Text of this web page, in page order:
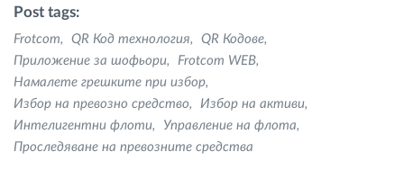
Post tags:
Frotcom QR Код технология
QR Кодове
Приложение за шофьори
Frotcom WEB
Намалете грешките при избор
Избор на превозно средство
Избор на активи
Интелигентни флоти
Управление на флота
Проследяване на превозните средства